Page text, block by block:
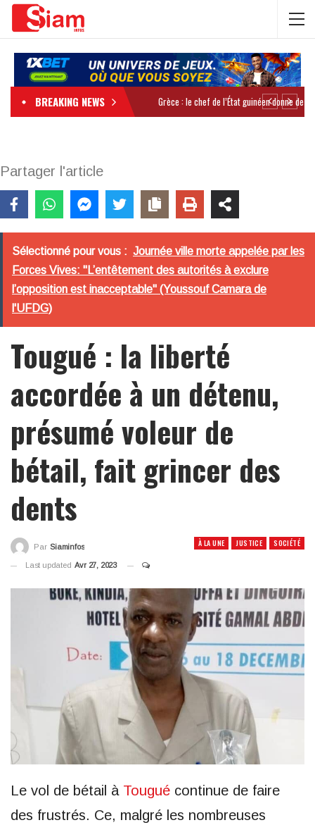
BREAKING NEWS
Partager l'article
Sélectionné pour vous : Journée ville morte appelée par les
Forces Vives: "L’entêtement des autorités à exclure
l’opposition est inacceptable" (Youssouf Camara de
l'UFDG)
Tougué : la liberté
accordée à un détenu,
présumé voleur de
bétail, fait grincer des
dents
À LA UNE JUSTICE SOCIÉTÉ
Par Siaminfos
Last updated Avr 27, 2023
Le vol de bétail à Tougué continue de faire
des frustrés. Ce, malgré les nombreuses